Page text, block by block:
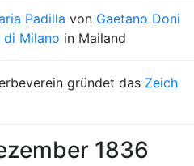
Padilla von Gaetano Doni
di Milano in Mailand
gründet das Zeich
1836